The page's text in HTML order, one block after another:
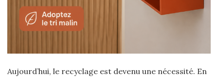
Aujourd’hui, le recyclage est devenu une nécessité. En